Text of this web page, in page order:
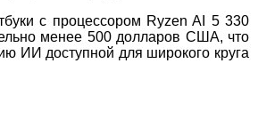
с процессором Ryzen AI 5 330
менее 500 долларов США, что
ИИ доступной для широкого круга